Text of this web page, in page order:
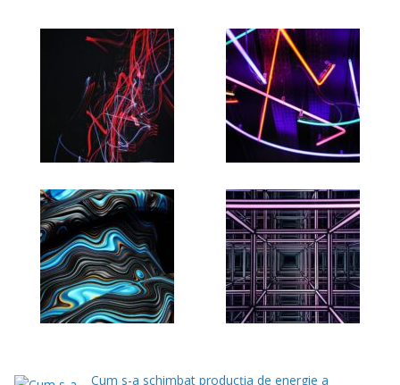
Cum s-a schimbat producția de energie a